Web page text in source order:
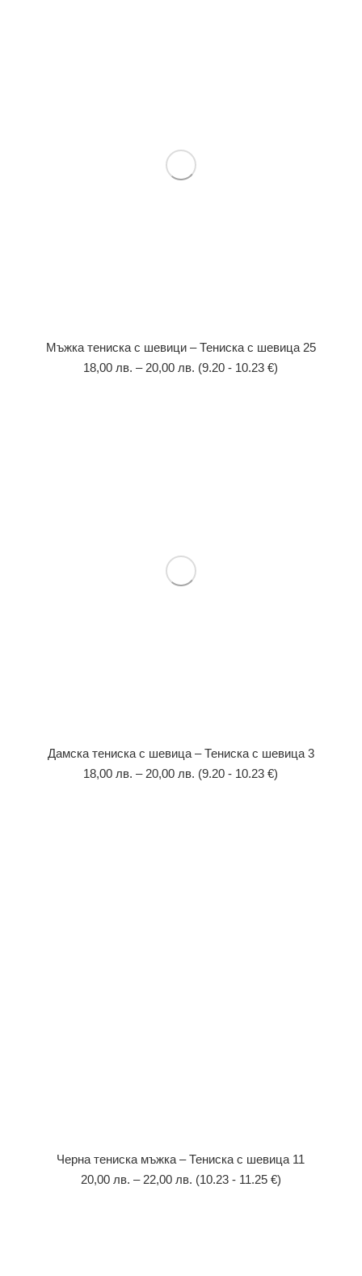
Мъжка тениска с шевици – Тениска с шевица 25
18,00 лв. – 20,00 лв. (9.20 - 10.23 €)
Дамска тениска с шевица – Тениска с шевица 3
18,00 лв. – 20,00 лв. (9.20 - 10.23 €)
Черна тениска мъжка – Тениска с шевица 11
20,00 лв. – 22,00 лв. (10.23 - 11.25 €)